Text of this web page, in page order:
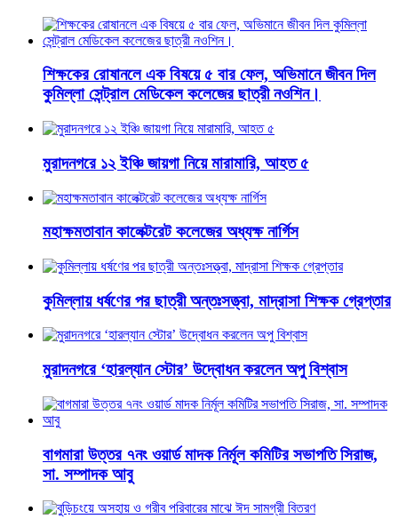
শিক্ষকের রোষানলে এক বিষয়ে ৫ বার ফেল, অভিমানে জীবন দিল
কুমিল্লা সেন্ট্রাল মেডিকেল কলেজের ছাত্রী নওশিন।
মুরাদনগরে ১২ ইঞ্চি জায়গা নিয়ে মারামারি, আহত ৫
মহাক্ষমতাবান কালেক্টরেট কলেজের অধ্যক্ষ নার্গিস
কুমিল্লায় ধর্ষণের পর ছাত্রী অন্তঃসত্ত্বা, মাদ্রাসা শিক্ষক গ্রেপ্তার
মুরাদনগরে ‘হারল্যান স্টোর’ উদ্বোধন করলেন অপু বিশ্বাস
বাগমারা উত্তর ৭নং ওয়ার্ড মাদক নির্মূল কমিটির সভাপতি সিরাজ,
সা. সম্পাদক আবু